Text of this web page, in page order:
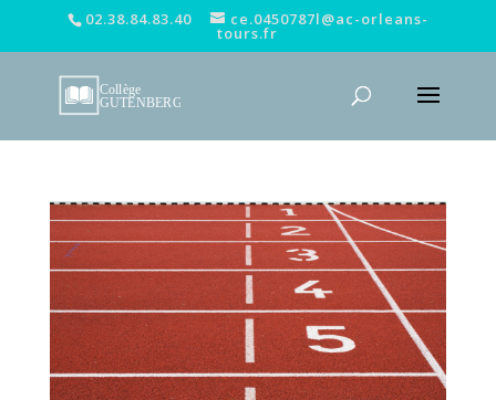
02.38.84.83.40 ce.0450787l@ac-orleans-
tours.fr